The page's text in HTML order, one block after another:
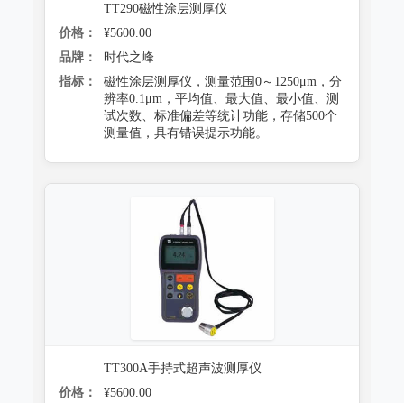
TT290磁性涂层测厚仪
价格：
¥5600.00
品牌：
时代之峰
指标：
磁性涂层测厚仪，测量范围0～1250μm，分
辨率0.1μm，平均值、最大值、最小值、测
试次数、标准偏差等统计功能，存储500个
测量值，具有错误提示功能。
TT300A手持式超声波测厚仪
价格：
¥5600.00